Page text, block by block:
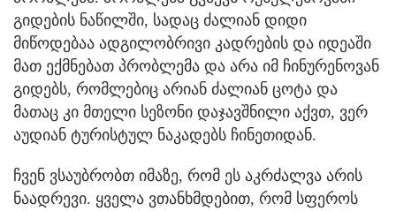
გიდების ნაწილში, სადაც ძალიან დიდი
მიწოდებაა ადგილობრივი კადრების და იდეაში
მათ ექმნებათ პრობლემა და არა იმ ჩინურენოვან
გიდებს, რომლებიც არიან ძალიან ცოტა და
მათაც კი მთელი სეზონი დაჯავშნილი აქვთ, ვერ
აუდიან ტურისტულ ნაკადებს ჩინეთიდან.
ჩვენ ვსაუბრობთ იმაზე, რომ ეს აკრძალვა არის
ნაადრევი. ყველა ვთანხმდებით, რომ სფეროს